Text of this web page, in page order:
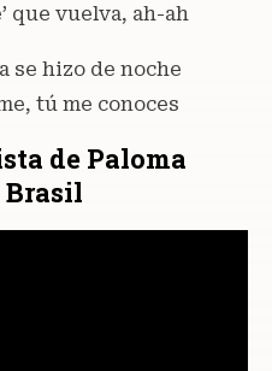
que vuelva, ah-ah
se hizo de noche
tú me conoces
de Paloma